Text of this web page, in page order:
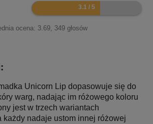
6.2
ocena: 3.69, 349głosów
Unicorn Lip dopasowuje się do
warg, nadając im różowego koloru
jest w trzech wariantach
każdy nadaje ustom innej różowej